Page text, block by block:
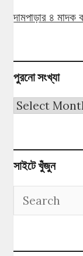
দামপাড়ার ৪ মাদক
পুরনো সংখ্যা
পুরনো
সাইটে খুঁজুন